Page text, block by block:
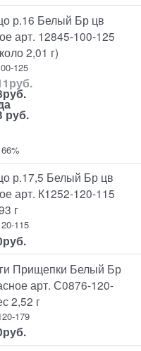
р.16 Белый Бр цв
арт. 12845-100-125
2,01 г)
125
руб.
руб.
руб.
р.17,5 Белый Бр цв
арт. К1252-120-115
г
115
руб.
Прищепки Белый Бр
арт. С0876-120-
2,52 г
179
руб.